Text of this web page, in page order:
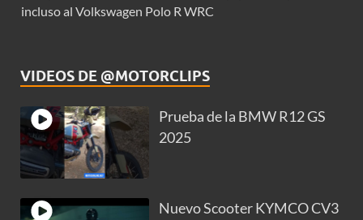
incluso al Volkswagen Polo R WRC
VIDEOS DE @MOTORCLIPS
Prueba de la BMW R12 GS
2025
Nuevo Scooter KYMCO CV3